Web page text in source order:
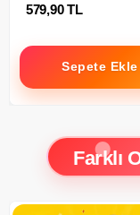
579,90 TL
Sepete Ekle
Farklı